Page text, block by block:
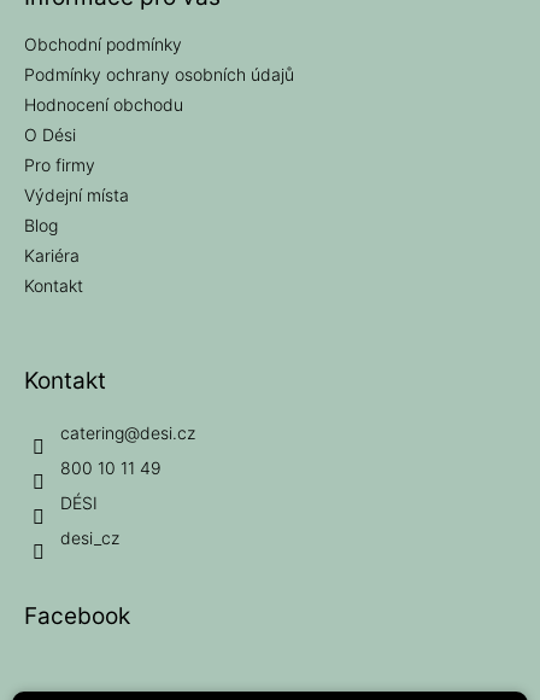
Obchodní podmínky
Podmínky ochrany osobních údajů
Hodnocení obchodu
O Dési
Pro firmy
Výdejní místa
Blog
Kariéra
Kontakt
Kontakt
catering@desi.cz
800 10 11 49
DÉSI
desi_cz
Facebook